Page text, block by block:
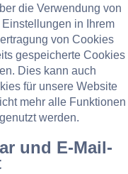
die Verwendung von
in Ihrem
von Cookies
gespeicherte Cookies
Dies kann auch
für unsere Website
mehr alle Funktionen
werden.
und E-Mail-